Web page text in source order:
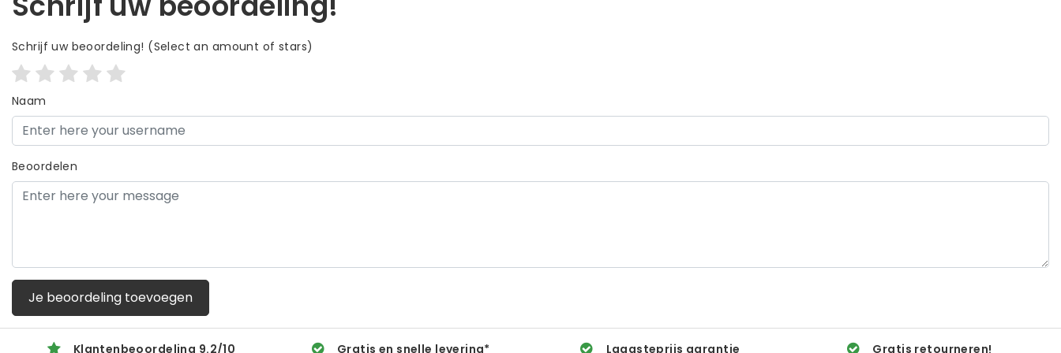
Schrijf uw beoordeling! (Select an amount of stars)
Naam
Beoordelen
Je beoordeling toevoegen
Klantenbeoordeling 9.2/10 Gratis en snelle levering* Laagsteprijs garantie Gratis retourneren!